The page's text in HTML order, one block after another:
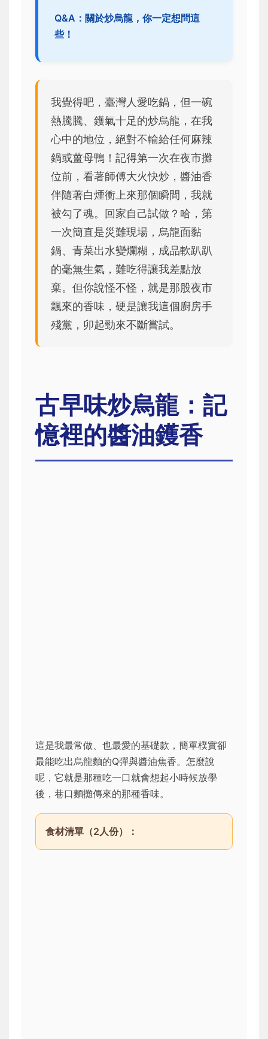
Q&A：關於炒烏龍，你一定想問這
些！
我覺得吧，臺灣人愛吃鍋，但一碗
熱騰騰、鑊氣十足的炒烏龍，在我
心中的地位，絕對不輸給任何麻辣
鍋或薑母鴨！記得第一次在夜市攤
位前，看著師傅大火快炒，醬油香
伴隨著白煙衝上來那個瞬間，我就
被勾了魂。回家自己試做？哈，第
一次簡直是災難現場，烏龍面黏
鍋、青菜出水變爛糊，成品軟趴趴
的毫無生氣，難吃得讓我差點放
棄。但你說怪不怪，就是那股夜市
飄來的香味，硬是讓我這個廚房手
殘黨，卯起勁來不斷嘗試。
古早味炒烏龍：記
憶裡的醬油鑊香
這是我最常做、也最愛的基礎款，簡單樸實卻
最能吃出烏龍麵的Q彈與醬油焦香。怎麼說
呢，它就是那種吃一口就會想起小時候放學
後，巷口麵攤傳來的那種香味。
食材清單（2人份）：